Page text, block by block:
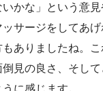
かな」という意
サージをしてあ
ありましたね。
見の良さ、そし
に感じます。